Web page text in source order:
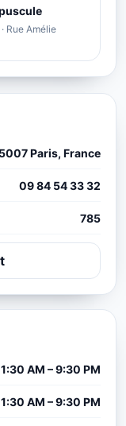
Rue Amélie
Paris, France
09 84 54 33 32
785
AM – 9:30 PM
AM – 9:30 PM